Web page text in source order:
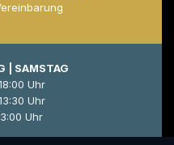
| SAMSTAG
Uhr
Uhr
Uhr